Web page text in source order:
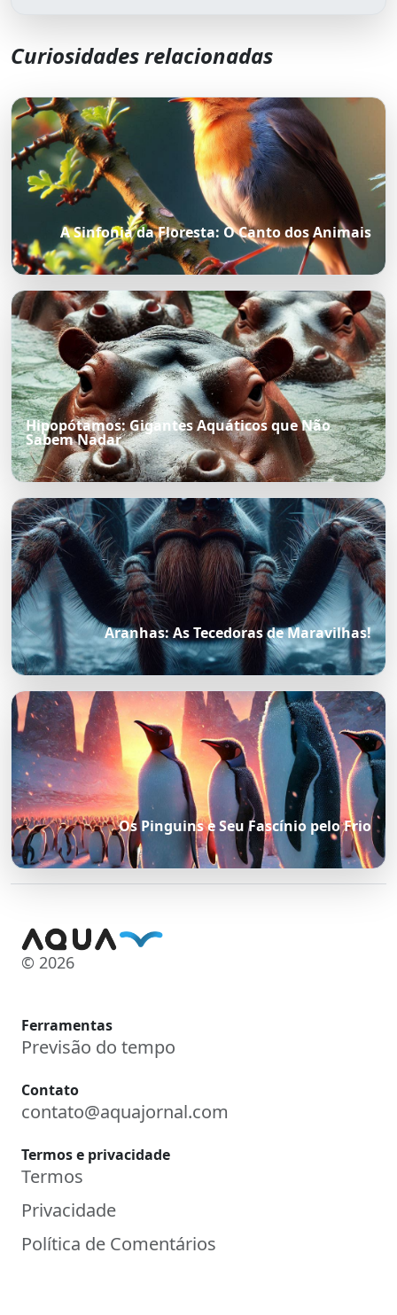
Curiosidades relacionadas
A Sinfonia da Floresta: O Canto dos Animais
Hipopótamos: Gigantes Aquáticos que Não
Sabem Nadar
Aranhas: As Tecedoras de Maravilhas!
Os Pinguins e Seu Fascínio pelo Frio
© 2026
Ferramentas
Previsão do tempo
Contato
contato@aquajornal.com
Termos e privacidade
Termos
Privacidade
Política de Comentários